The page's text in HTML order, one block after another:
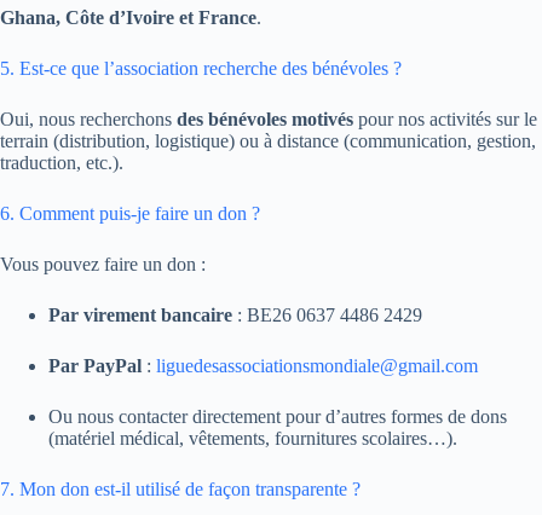
Ghana, Côte d’Ivoire et France.
5. Est-ce que l’association recherche des bénévoles ?
Oui, nous recherchons des bénévoles motivés pour nos activités sur le
terrain (distribution, logistique) ou à distance (communication, gestion,
traduction, etc.).
6. Comment puis-je faire un don ?
Vous pouvez faire un don :
Par virement bancaire : BE26 0637 4486 2429
Par PayPal : liguedesassociationsmondiale@gmail.com
Ou nous contacter directement pour d’autres formes de dons
(matériel médical, vêtements, fournitures scolaires…).
7. Mon don est-il utilisé de façon transparente ?